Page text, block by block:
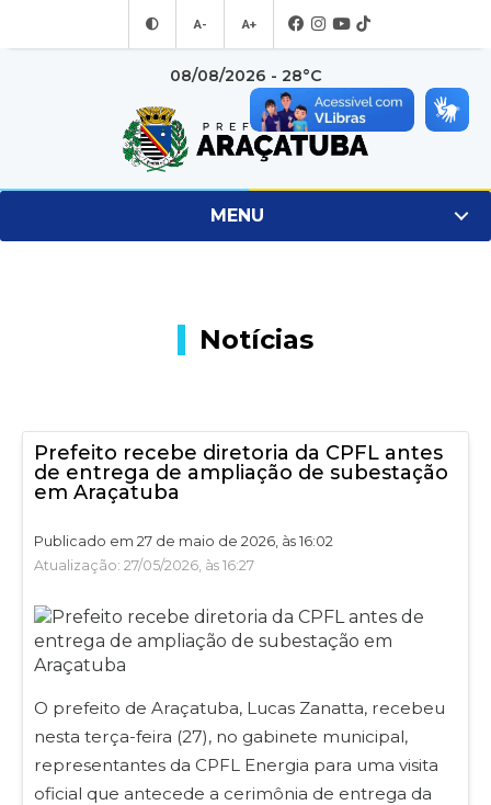
A- A+
08/08/2026 - 28°C
MENU
Notícias
Prefeito recebe diretoria da CPFL antes
de entrega de ampliação de subestação
em Araçatuba
Publicado em 27 de maio de 2026, às 16:02
Atualização: 27/05/2026, às 16:27
O prefeito de Araçatuba, Lucas Zanatta, recebeu
nesta terça-feira (27), no gabinete municipal,
representantes da CPFL Energia para uma visita
oficial que antecede a cerimônia de entrega da